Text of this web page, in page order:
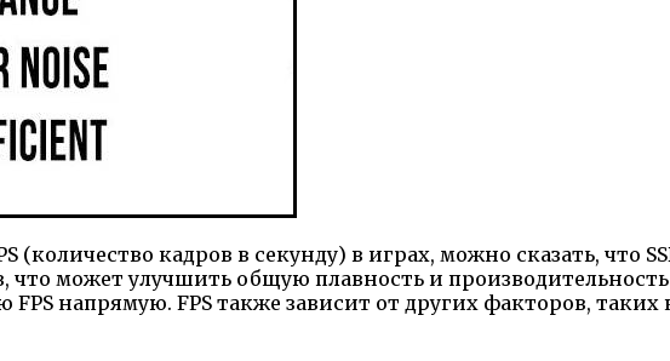
(количество кадров в секунду) в играх, можно сказать, что
что может улучшить общую плавность и
FPS напрямую. FPS также зависит от других факторов,